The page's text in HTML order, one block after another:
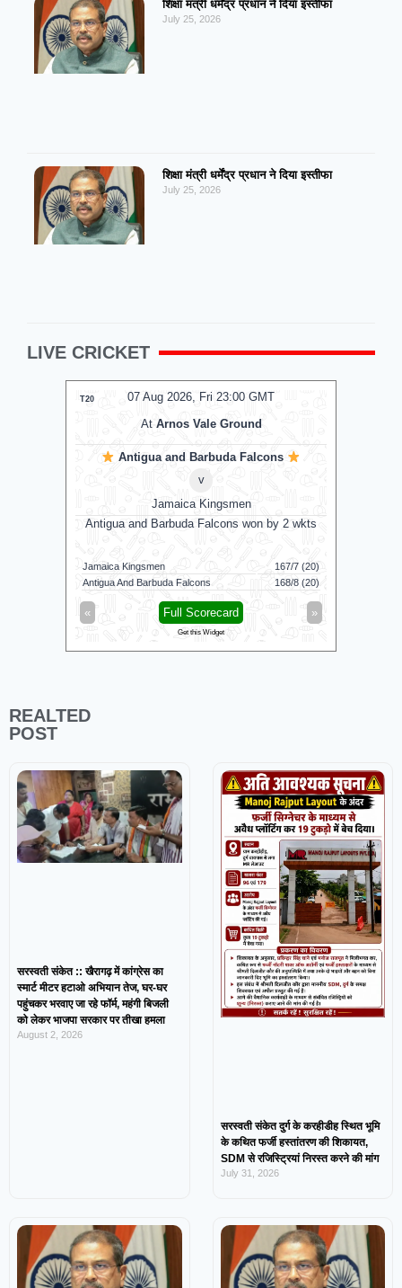
शिक्षा मंत्री धर्मेंद्र प्रधान ने दिया इस्तीफा
July 25, 2026
शिक्षा मंत्री धर्मेंद्र प्रधान ने दिया इस्तीफा
July 25, 2026
LIVE CRICKET
07 Aug 2026, Fri 23:00 GMT
T20
At Arnos Vale Ground
Antigua and Barbuda Falcons
v
Jamaica Kingsmen
Antigua and Barbuda Falcons won by 2 wkts
Jamaica Kingsmen
167/7 (20)
Antigua And Barbuda Falcons
168/8 (20)
« »
Full Scorecard
Get this Widget
REALTED
POST
सरस्वती संकेत :: खैरागढ़ में कांग्रेस का
स्मार्ट मीटर हटाओ अभियान तेज, घर-घर
पहुंचकर भरवाए जा रहे फॉर्म, महंगी बिजली
को लेकर भाजपा सरकार पर तीखा हमला
August 2, 2026
सरस्वती संकेत दुर्ग के करहीडीह स्थित भूमि
के कथित फर्जी हस्तांतरण की शिकायत,
SDM से रजिस्ट्रियां निरस्त करने की मांग
July 31, 2026